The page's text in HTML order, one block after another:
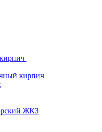
кирпич
ЖКЗ